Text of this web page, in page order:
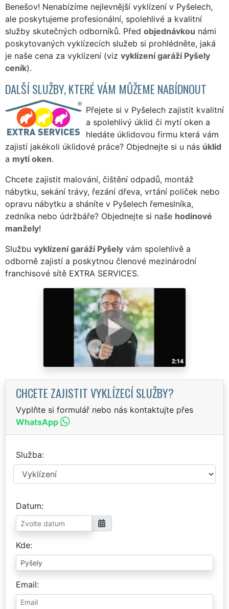
Benešov! Nenabízíme nejlevnější vyklízení v Pyšelech,
ale poskytujeme profesionální, spolehlivé a kvalitní
služby skutečných odborníků. Před objednávkou námi
poskytovaných vyklízecích služeb si prohlédněte, jaká
je naše cena za vyklízení (viz vyklízení garáží Pyšely
ceník).
DALŠÍ SLUŽBY, KTERÉ VÁM MŮŽEME NABÍDNOUT
Přejete si v Pyšelech zajistit kvalitní
a spolehlivý úklid či mytí oken a
hledáte úklidovou firmu která vám
zajistí jakékoli úklidové práce? Objednejte si u nás úklid
a mytí oken.
Chcete zajistit malování, čištění odpadů, montáž
nábytku, sekání trávy, řezání dřeva, vrtání poliček nebo
opravu nábytku a sháníte v Pyšelech řemeslníka,
zedníka nebo údržbáře? Objednejte si naše hodinové
manžely!
Službu vyklízení garáží Pyšely vám spolehlivě a
odborně zajistí a poskytnou členové mezinárodní
franchisové sítě EXTRA SERVICES.
CHCETE ZAJISTIT VYKLÍZECÍ SLUŽBY?
Vyplňte si formulář nebo nás kontaktujte přes
WhatsApp
Služba
Datum
Kde
Email